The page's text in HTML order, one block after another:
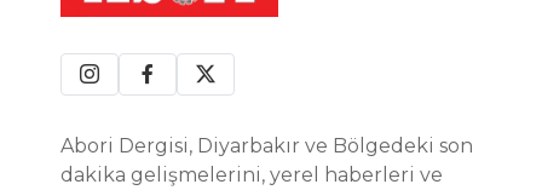
Abori Dergisi, Diyarbakır ve Bölgedeki son
dakika gelişmelerini, yerel haberleri ve